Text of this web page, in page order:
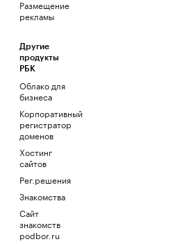
Размещение
рекламы
Другие
продукты
РБК
Облако для
бизнеса
Корпоративный
регистратор
доменов
Хостинг
сайтов
Рег.решения
Знакомства
Сайт
знакомств
podbor.ru